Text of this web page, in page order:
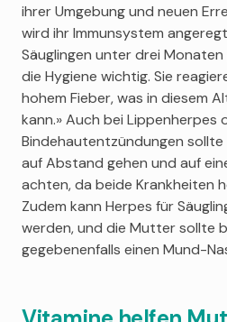
ihrer Umgebung und neuen
wird ihr Immunsystem
Säuglingen unter drei
die Hygiene wichtig. Sie
hohem Fieber, was in diesem
kann.» Auch bei Lippenherpes
Bindehautentzündungen
auf Abstand gehen und auf
achten, da beide Krankheiten
Zudem kann Herpes für
werden, und die Mutter sollte
gegebenenfalls einen Mund-